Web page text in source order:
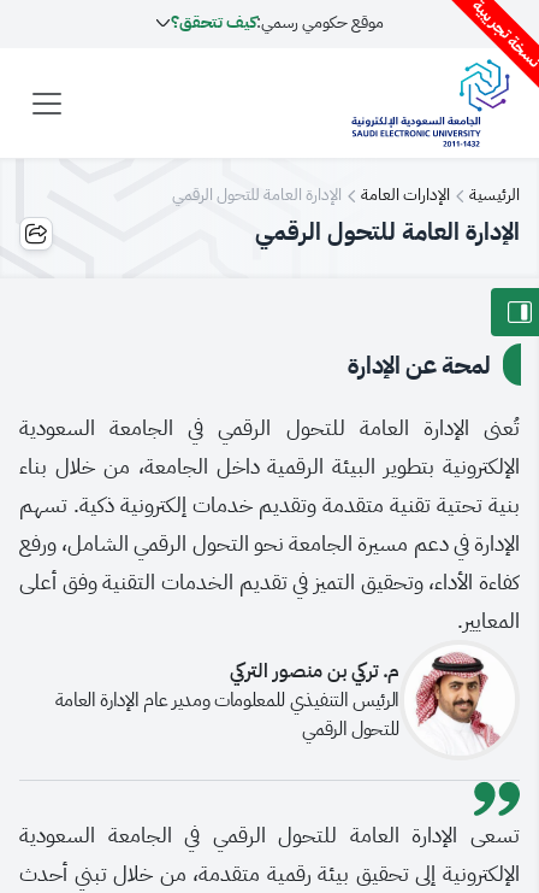
تجريبية موقع حكومي رسمي:كيف تتحقق؟
الرئيسية الإدارات العامة الإدارة العامة للتحول الرقمي
الإدارة العامة للتحول الرقمي
لمحة عن الإدارة
تُعنى الإدارة العامة للتحول الرقمي في الجامعة السعودية
الإلكترونية بتطوير البيئة الرقمية داخل الجامعة، من خلال بناء
بنية تحتية تقنية متقدمة وتقديم خدمات إلكترونية ذكية. تسهم
الإدارة في دعم مسيرة الجامعة نحو التحول الرقمي الشامل، ورفع
كفاءة الأداء، وتحقيق التميز في تقديم الخدمات التقنية وفق أعلى
المعايير.
م. تركي بن منصور التركي
الرئيس التنفيذي للمعلومات ومدير عام الإدارة العامة
للتحول الرقمي
تسعى الإدارة العامة للتحول الرقمي في الجامعة السعودية
الإلكترونية إلى تحقيق بيئة رقمية متقدمة، من خلال تبني أحدث